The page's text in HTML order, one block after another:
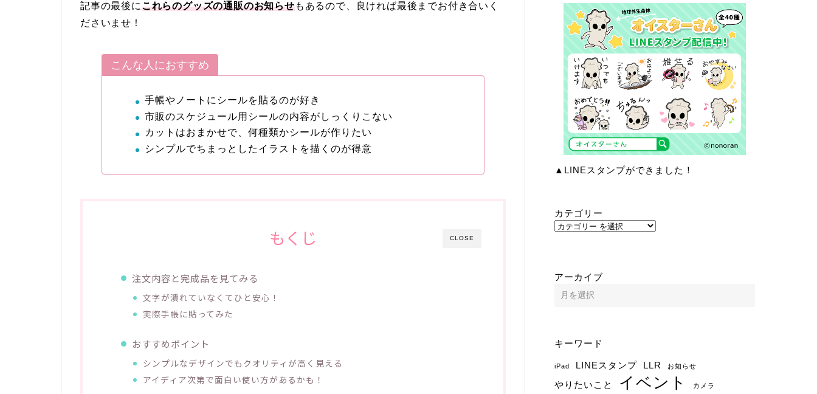
記事の最後にこれらのグッズの通販のお知らせもあるので、良ければ最後までお付き合いく
ださいませ！
こんな人におすすめ
手帳やノートにシールを貼るのが好き
市販のスケジュール用シールの内容がしっくりこない
カットはおまかせで、何種類かシールが作りたい
シンプルでちまっとしたイラストを描くのが得意
CLOSE
もくじ
注文内容と完成品を見てみる
文字が潰れていなくてひと安心！
実際手帳に貼ってみた
おすすめポイント
シンプルなデザインでもクオリティが高く見える
アイディア次第で面白い使い方があるかも！
▲LINEスタンプができました！
カテゴリー
アーカイブ
キーワード
iPad LINEスタンプ LLR お知らせ
やりたいこと イベント カメラ